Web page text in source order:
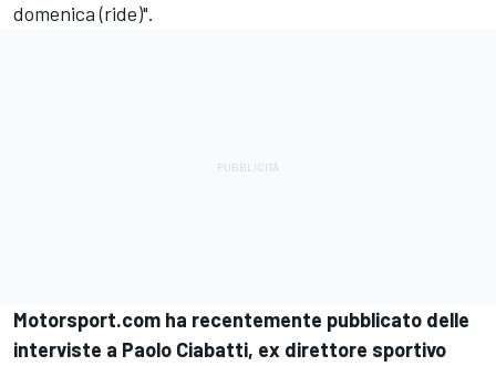
domenica (ride)".
Motorsport.com ha recentemente pubblicato delle
interviste a Paolo Ciabatti, ex direttore sportivo